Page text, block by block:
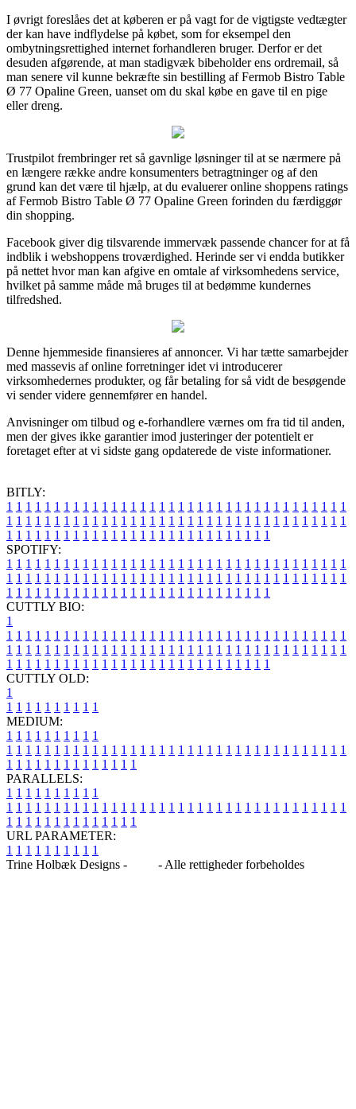
I øvrigt foreslåes det at køberen er på vagt for de vigtigste vedtægter
der kan have indflydelse på købet, som for eksempel den
ombytningsrettighed internet forhandleren bruger. Derfor er det
desuden afgørende, at man stadigvæk bibeholder ens ordremail, så
man senere vil kunne bekræfte sin bestilling af Fermob Bistro Table
Ø 77 Opaline Green, uanset om du skal købe en gave til en pige
eller dreng.
Trustpilot frembringer ret så gavnlige løsninger til at se nærmere på
en længere række andre konsumenters betragtninger og af den
grund kan det være til hjælp, at du evaluerer online shoppens ratings
af Fermob Bistro Table Ø 77 Opaline Green forinden du færdiggør
din shopping.
Facebook giver dig tilsvarende immervæk passende chancer for at få
indblik i webshoppens troværdighed. Herinde ser vi endda butikker
på nettet hvor man kan afgive en omtale af virksomhedens service,
hvilket på samme måde må bruges til at bedømme kundernes
tilfredshed.
Denne hjemmeside finansieres af annoncer. Vi har tætte samarbejder
med massevis af online forretninger idet vi introducerer
virksomhedernes produkter, og får betaling for så vidt de besøgende
vi sender videre gennemfører en handel.
Anvisninger om tilbud og e-forhandlere værnes om fra tid til anden,
men der gives ikke garantier imod justeringer der potentielt er
foretaget efter at vi sidste gang opdaterede de viste informationer.
BITLY:
1 1 1 1 1 1 1 1 1 1 1 1 1 1 1 1 1 1 1 1 1 1 1 1 1 1 1 1 1 1 1 1 1 1 1 1
1 1 1 1 1 1 1 1 1 1 1 1 1 1 1 1 1 1 1 1 1 1 1 1 1 1 1 1 1 1 1 1 1 1 1 1
1 1 1 1 1 1 1 1 1 1 1 1 1 1 1 1 1 1 1 1 1 1 1 1 1 1 1 1
SPOTIFY:
1 1 1 1 1 1 1 1 1 1 1 1 1 1 1 1 1 1 1 1 1 1 1 1 1 1 1 1 1 1 1 1 1 1 1 1
1 1 1 1 1 1 1 1 1 1 1 1 1 1 1 1 1 1 1 1 1 1 1 1 1 1 1 1 1 1 1 1 1 1 1 1
1 1 1 1 1 1 1 1 1 1 1 1 1 1 1 1 1 1 1 1 1 1 1 1 1 1 1 1
CUTTLY BIO:
1
1 1 1 1 1 1 1 1 1 1 1 1 1 1 1 1 1 1 1 1 1 1 1 1 1 1 1 1 1 1 1 1 1 1 1 1
1 1 1 1 1 1 1 1 1 1 1 1 1 1 1 1 1 1 1 1 1 1 1 1 1 1 1 1 1 1 1 1 1 1 1 1
1 1 1 1 1 1 1 1 1 1 1 1 1 1 1 1 1 1 1 1 1 1 1 1 1 1 1 1
CUTTLY OLD:
1
1 1 1 1 1 1 1 1 1 1
MEDIUM:
1 1 1 1 1 1 1 1 1 1
1 1 1 1 1 1 1 1 1 1 1 1 1 1 1 1 1 1 1 1 1 1 1 1 1 1 1 1 1 1 1 1 1 1 1 1
1 1 1 1 1 1 1 1 1 1 1 1 1 1
PARALLELS:
1 1 1 1 1 1 1 1 1 1
1 1 1 1 1 1 1 1 1 1 1 1 1 1 1 1 1 1 1 1 1 1 1 1 1 1 1 1 1 1 1 1 1 1 1 1
1 1 1 1 1 1 1 1 1 1 1 1 1 1
URL PARAMETER:
1 1 1 1 1 1 1 1 1 1
Trine Holbæk Designs -
- Alle rettigheder forbeholdes